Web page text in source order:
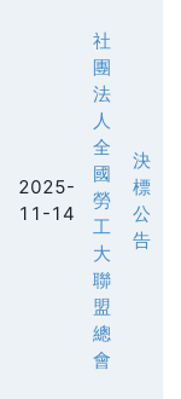
2025-
11-14
社
團
法
⼈
全
國
勞
⼯
⼤
聯
盟
總
會
決
標
公
告